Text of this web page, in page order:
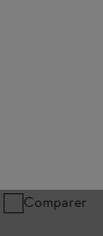
Comparer